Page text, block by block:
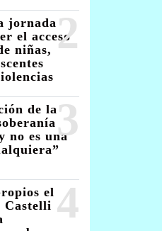
2
jornada
el acceso
niñas,
3
de la
no es una
4
el
Castelli